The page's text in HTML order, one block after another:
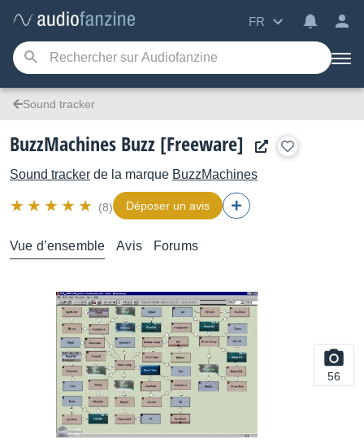
FR
Sound tracker
BuzzMachines Buzz [Freeware]
Sound tracker de la marque BuzzMachines
(8) Déposer un avis
Vue d’ensemble Avis Forums
56